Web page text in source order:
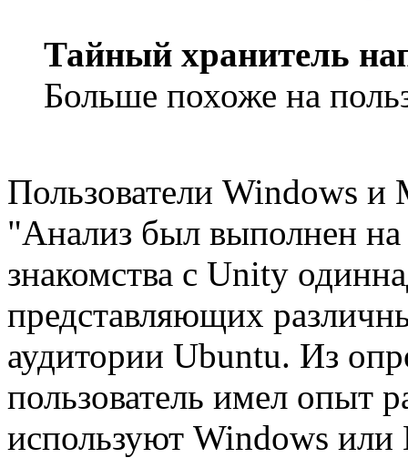
Тайный хранитель
Больше похоже на
Пользователи Windows и
"Анализ был выполнен на
знакомства с Unity
представляющих
аудитории Ubuntu. Из
пользователь имел опыт
используют Windows